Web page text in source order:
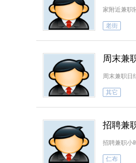
家附近兼职
老街
周末兼
周末兼职日
其它
招聘兼
招聘兼职小
仁布